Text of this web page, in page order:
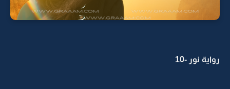
رواية نور -10